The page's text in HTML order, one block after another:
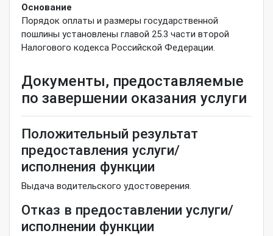
Основание
Порядок оплаты и размеры государственной
пошлины установлены главой 25.3 части второй
Налогового кодекса Российской Федерации.
Документы, предоставляемые
по завершении оказания услуги
Положительный результат
предоставления услуги/
исполнения функции
Выдача водительского удостоверения.
Отказ в предоставлении услуги/
исполнении функции